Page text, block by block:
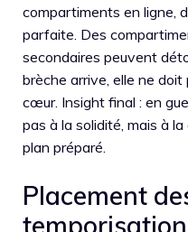
compartiments en ligne,
parfaite. Des
secondaires peuvent
brèche arrive, elle ne
cœur. Insight final : en
pas à la solidité, mais à
plan préparé.
Placement